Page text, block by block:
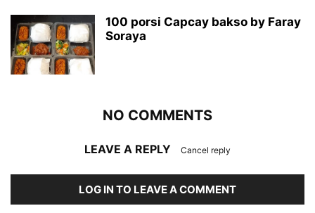
100 porsi Capcay bakso by Faray
Soraya
NO COMMENTS
LEAVE A REPLY Cancel reply
LOG IN TO LEAVE A COMMENT